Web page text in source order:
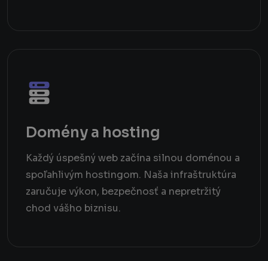
Domény a hosting
Každý úspešný web začína silnou doménou a
spoľahlivým hostingom. Naša infraštruktúra
zaručuje výkon, bezpečnosť a nepretržitý
chod vášho biznisu.